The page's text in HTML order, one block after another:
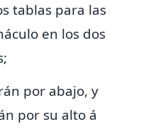
tablas para las
en los dos
por abajo, y
por su alto á